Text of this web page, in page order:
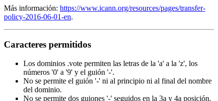
Más información: https://www.icann.org/resources/pages/transfer-
policy-2016-06-01-en.
Caracteres permitidos
Los dominios .vote permiten las letras de la 'a' a la 'z', los
números '0' a '9' y el guión '-'.
No se permite el guión '-' ni al principio ni al final del nombre
del dominio.
No se permite dos guiones '-' seguidos en la 3a y 4a posición.